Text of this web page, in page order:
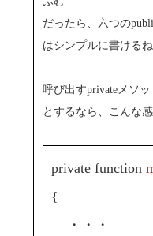
だったら、六つの
はシンプルに書けるね
呼び出すprivateメソ
とするなら、こんな
private function
{
・・・